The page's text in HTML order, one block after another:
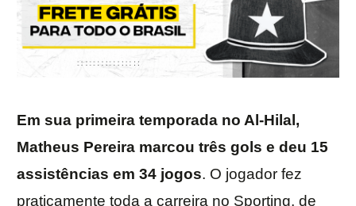
Em sua primeira temporada no Al-Hilal,
Matheus Pereira marcou três gols e deu 15
assistências em 34 jogos. O jogador fez
praticamente toda a carreira no Sporting, de